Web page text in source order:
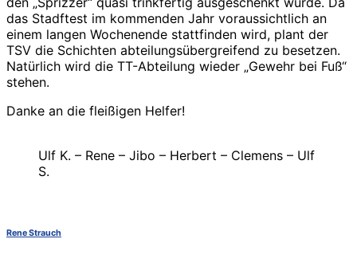
das Stadftest im kommenden Jahr voraussichtlich an
einem langen Wochenende stattfinden wird, plant der
TSV die Schichten abteilungsübergreifend zu besetzen.
Natürlich wird die TT-Abteilung wieder „Gewehr bei Fuß“
stehen.
Danke an die fleißigen Helfer!
Ulf K. – Rene – Jibo – Herbert – Clemens – Ulf
S.
Rene Strauch